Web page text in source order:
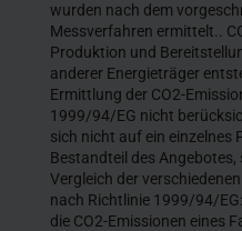
wurden nach dem
Messverfahren ermittelt..
Produktion und
anderer Energieträger
Ermittlung der CO2-
1999/94/EG nicht
sich nicht auf ein einzelnes
Bestandteil des Angebotes,
Vergleich der
nach Richtlinie 1999/94/
die CO2-Emissionen eines